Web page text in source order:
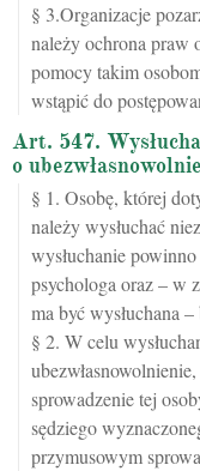
§ 3.Organizacje
należy ochrona praw
pomocy takim
wstąpić do
Art. 547.
o
§ 1. Osobę, której
należy wysłuchać
wysłuchanie
psychologa oraz – w
ma być wysłuchana
§ 2. W celu
sprowadzenie tej
sędziego
przymusowym